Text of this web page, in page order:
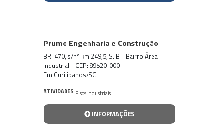
Prumo Engenharia e Construção
BR-470, s/nº km 249,5, S. B - Bairro Área
Industrial - CEP: 89520-000
Em Curitibanos/SC
ATIVIDADES Pisos Industriais
INFORMAÇÕES